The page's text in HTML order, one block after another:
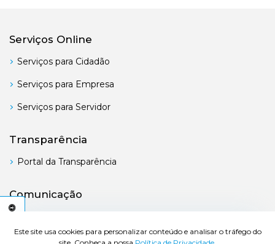
Este site usa cookies para personalizar conteúdo e analisar o tráfego do
Serviços Online
Serviços para Cidadão
Serviços para Empresa
Serviços para Servidor
Transparência
Portal da Transparência
Comunicação